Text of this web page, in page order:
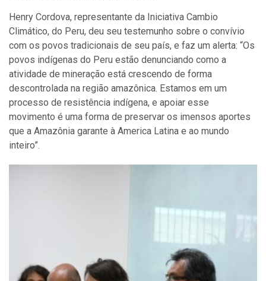
Henry Cordova, representante da Iniciativa Cambio
Climático, do Peru, deu seu testemunho sobre o convívio
com os povos tradicionais de seu país, e faz um alerta: “Os
povos indígenas do Peru estão denunciando como a
atividade de mineração está crescendo de forma
descontrolada na região amazônica. Estamos em um
processo de resistência indígena, e apoiar esse
movimento é uma forma de preservar os imensos aportes
que a Amazônia garante à America Latina e ao mundo
inteiro”.